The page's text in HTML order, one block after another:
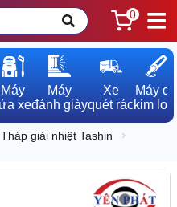
0
Máy
xe
Máy
đánh giày
Xe
quét rác
Máy dò
kim loại
Tháp giải nhiệt Tashin